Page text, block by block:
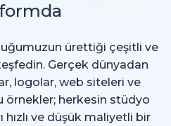
ürettiği çeşitli ve
Gerçek dünyadan
logolar, web siteleri ve
örnekler; herkesin stüdyo
ve düşük maliyetli bir